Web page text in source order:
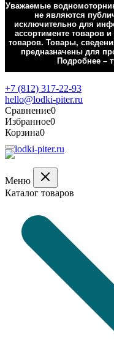
Уважаемые
не являются
исключительно для
ассортименте товаров
товаров. Товары,
предназначены для
Подробнее –
+7 (812) 317-22-93
hello@lodki-piter.ru
Сравнение0
Избранное0
Корзина0
Меню
Каталог товаров